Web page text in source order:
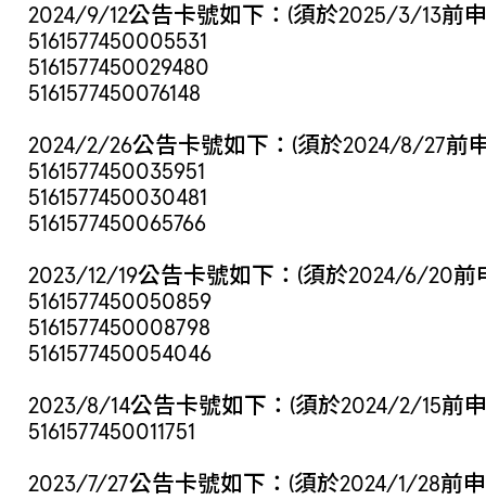
2024/9/12公告卡號如下：(須於2025/3/13前
5161577450005531
5161577450029480
5161577450076148
2024/2/26公告卡號如下：(須於2024/8/27前
5161577450035951
5161577450030481
5161577450065766
2023/12/19公告卡號如下：(須於2024/6/20前
5161577450050859
5161577450008798
5161577450054046
2023/8/14公告卡號如下：(須於2024/2/15前
5161577450011751
2023/7/27公告卡號如下：(須於2024/1/28前